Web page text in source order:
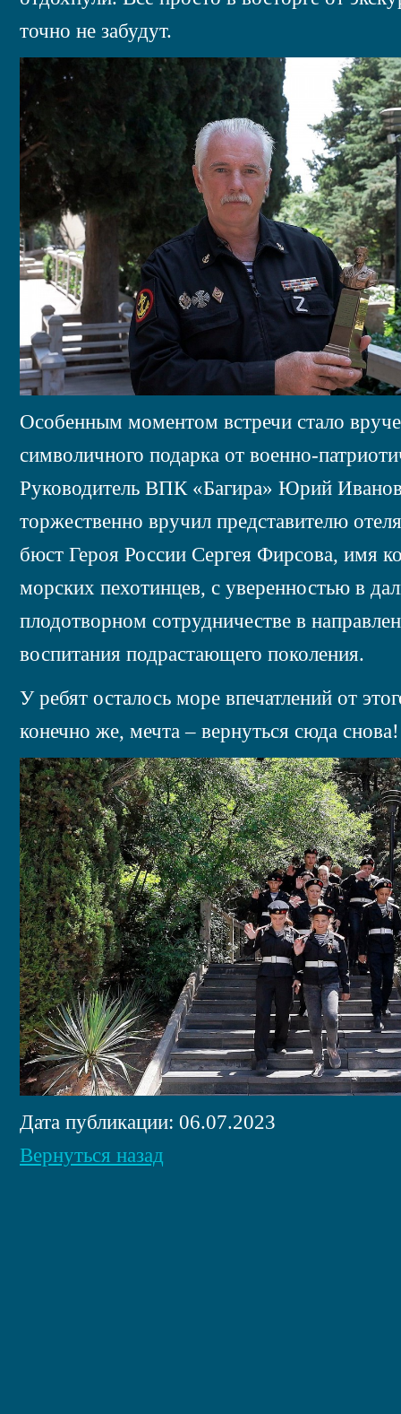
точно не забудут.
Особенным моментом встречи стало
символичного подарка от военно-
Руководитель ВПК «Багира» Юрий
торжественно вручил представителю
бюст Героя России Сергея Фирсова, имя
морских пехотинцев, с уверенностью в
плодотворном сотрудничестве в
воспитания подрастающего поколения.
У ребят осталось море впечатлений от
конечно же, мечта – вернуться сюда снова!
Дата публикации: 06.07.2023
Вернуться назад